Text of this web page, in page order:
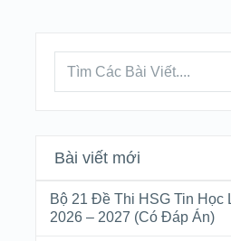
Bài viết mới
Bộ 21 Đề Thi HSG Tin
2026 – 2027 (Có Đáp Án)